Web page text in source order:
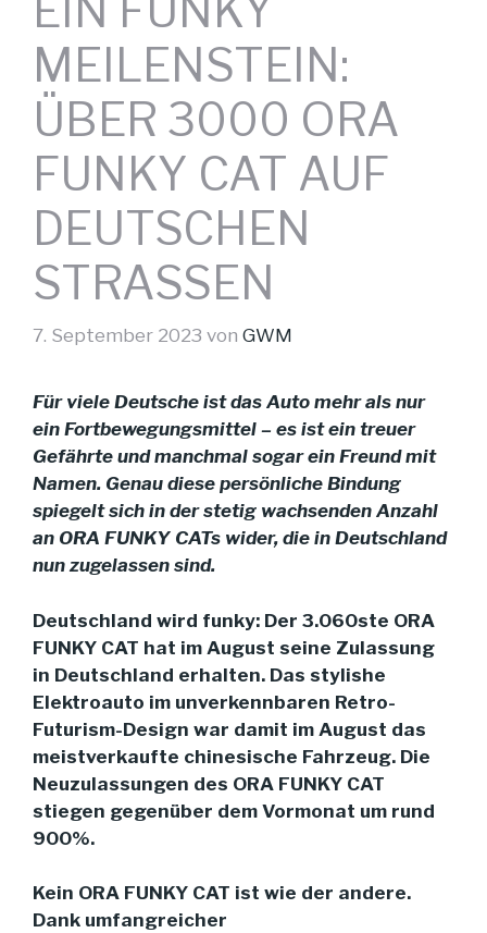
MEILENSTEIN:
ÜBER 3000 ORA
FUNKY CAT AUF
DEUTSCHEN
STRASSEN
7. September 2023 von GWM
Für viele Deutsche ist das Auto mehr als nur
ein Fortbewegungsmittel – es ist ein treuer
Gefährte und manchmal sogar ein Freund mit
Namen. Genau diese persönliche Bindung
spiegelt sich in der stetig wachsenden Anzahl
an ORA FUNKY CATs wider, die in Deutschland
nun zugelassen sind.
Deutschland wird funky: Der 3.060ste ORA
FUNKY CAT hat im August seine Zulassung
in Deutschland erhalten. Das stylishe
Elektroauto im unverkennbaren Retro-
Futurism-Design war damit im August das
meistverkaufte chinesische Fahrzeug. Die
Neuzulassungen des ORA FUNKY CAT
stiegen gegenüber dem Vormonat um rund
900%.
Kein ORA FUNKY CAT ist wie der andere.
Dank umfangreicher